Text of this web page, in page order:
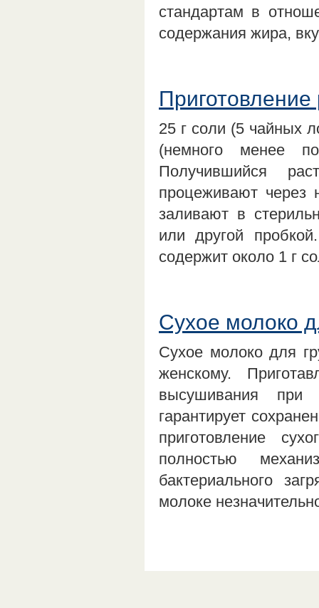
стандартам в
содержания жира,
25 г соли (5 чайных
(немного менее
Получившийся
процеживают через
заливают в
или другой
содержит около 1 г
Сухое молоко
Сухое молоко для
женскому.
высушивания при
гарантирует
приготовление
полностью
бактериального
молоке